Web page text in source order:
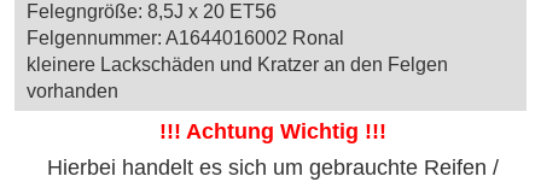
Felegngröße: 8,5J x 20 ET56
Felgennummer: A1644016002 Ronal
kleinere Lackschäden und Kratzer an den Felgen
vorhanden
!!! Achtung Wichtig !!!
Hierbei handelt es sich um gebrauchte Reifen /